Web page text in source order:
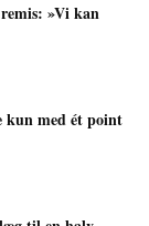
»Vi kan
kun med ét point